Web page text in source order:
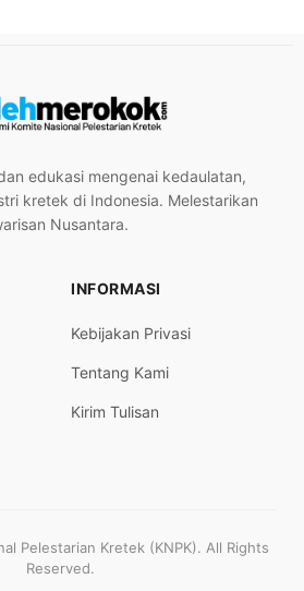
edukasi mengenai kedaulatan,
kretek di Indonesia. Melestarikan
Nusantara.
INFORMASI
Kebijakan Privasi
Tentang Kami
Kirim Tulisan
Pelestarian Kretek (KNPK). All Rights
Reserved.